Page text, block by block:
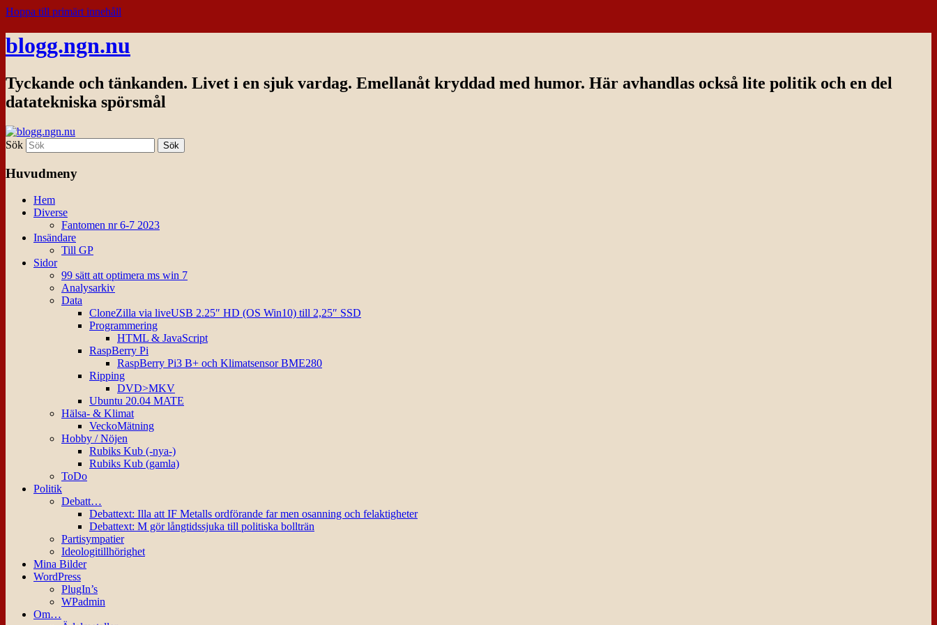
Hoppa till primärt innehåll
blogg.ngn.nu
Tyckande och tänkanden. Livet i en sjuk vardag. Emellanåt kryddad med humor. Här avhandlas också lite politik och en del
datatekniska spörsmål
Sök
Huvudmeny
Hem
Diverse
Fantomen nr 6-7 2023
Insändare
Till GP
Sidor
99 sätt att optimera ms win 7
Analysarkiv
Data
CloneZilla via liveUSB 2.25″ HD (OS Win10) till 2,25″ SSD
Programmering
HTML & JavaScript
RaspBerry Pi
RaspBerry Pi3 B+ och Klimatsensor BME280
Ripping
DVD>MKV
Ubuntu 20.04 MATE
Hälsa- & Klimat
VeckoMätning
Hobby / Nöjen
Rubiks Kub (-nya-)
Rubiks Kub (gamla)
ToDo
Politik
Debatt…
Debattext: Illa att IF Metalls ordförande far men osanning och felaktigheter
Debattext: M gör långtidssjuka till politiska bollträn
Partisympatier
Ideologitillhörighet
Mina Bilder
WordPress
PlugIn’s
WPadmin
Om…